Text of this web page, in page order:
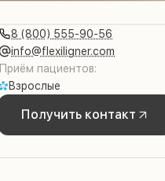
8 (800) 555-90-56
info@flexiligner.com
Приём пациентов:
Взрослые
Получить контакт